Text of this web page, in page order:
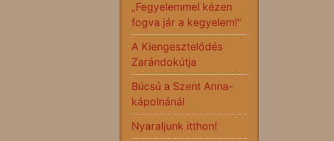
„Fegyelemmel kézen
fogva jár a kegyelem!”
A Kiengesztelődés
Zarándokútja
Búcsú a Szent Anna-
kápolnánál
Nyaraljunk itthon!